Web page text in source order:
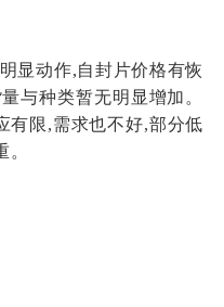
显动作,自封片价格有恢
与种类暂无明显增加。
有限,需求也不好,部分低